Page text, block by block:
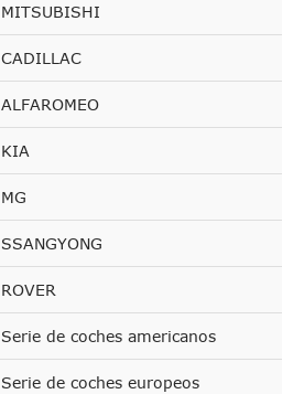
MITSUBISHI
CADILLAC
ALFAROMEO
KIA
MG
SSANGYONG
ROVER
Serie de coches americanos
Serie de coches europeos